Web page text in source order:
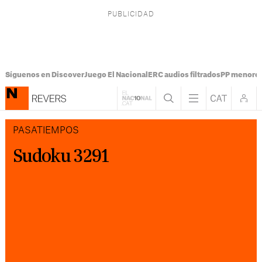
Síguenos en DiscoverJuego El Nacional ERC audios filtradosPP
PASATIEMPOS
Sudoku 3291